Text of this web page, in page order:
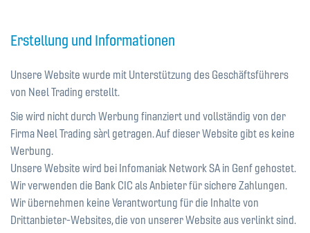
Erstellung und Informationen
Unsere Website wurde mit Unterstützung des Geschäftsführers
von Neel Trading erstellt.
Sie wird nicht durch Werbung finanziert und vollständig von der
Firma Neel Trading sàrl getragen. Auf dieser Website gibt es keine
Werbung.
Unsere Website wird bei Infomaniak Network SA in Genf gehostet.
Wir verwenden die Bank CIC als Anbieter für sichere Zahlungen.
Wir übernehmen keine Verantwortung für die Inhalte von
Drittanbieter-Websites, die von unserer Website aus verlinkt sind.